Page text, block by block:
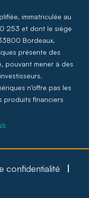
immatriculée au
253 et dont le siège
Bordeaux.
présente des
pouvant mener à des
n’offre pas les
produits financiers
confidentialité